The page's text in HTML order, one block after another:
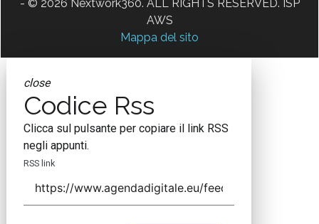
- © 2026 Nextwork360. ALL RIGHTS RESERVED. ISP
AWS
Mappa del sito
close
Codice Rss
Clicca sul pulsante per copiare il link RSS
negli appunti.
RSS link